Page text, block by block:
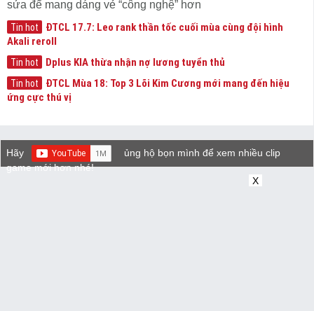
sửa để mang dáng vẻ “công nghệ” hơn
Tin hot
ĐTCL 17.7: Leo rank thần tốc cuối mùa cùng đội hình
Akali reroll
Tin hot Dplus KIA thừa nhận nợ lương tuyển thủ
Tin hot
ĐTCL Mùa 18: Top 3 Lõi Kim Cương mới mang đến hiệu
ứng cực thú vị
Hãy
ủng hộ bọn mình để xem nhiều clip
game mới hơn nhé!
X